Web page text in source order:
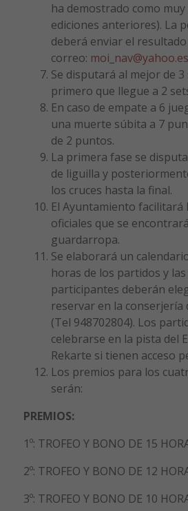
ha demostrado como
ediciones anteriores). La
deberá enviar el
correo: moi_nav@yahoo.es
Se disputará al mejor de 3
primero que llegue a 2
En caso de empate a 6
una muerte súbita a 7
de 2 puntos.
La primera fase se
de liguilla y
los cruces hasta la final.
El Ayuntamiento facilitará
oficiales que se
guardarropa.
Se elaborará un
horas de los partidos y
participantes deberán
reservar en la conserjería
(Tel 948702804). Los
celebrarse en la pista del
Rekarte si tienen acceso
Los premios para los
serán:
PREMIOS:
1º: TROFEO Y BONO DE 15
2º: TROFEO Y BONO DE 12
3º: TROFEO Y BONO DE 10